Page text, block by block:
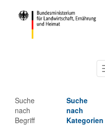
Suche
nach
Begriff
Suche
nach
Kategorien